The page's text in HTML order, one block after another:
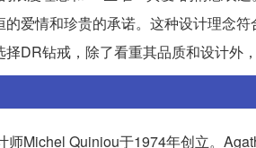
爱情和珍贵的承诺。这种设计理念
DR钻戒，除了看重其品质和设计外
师Michel Quiniou于1974年创立。